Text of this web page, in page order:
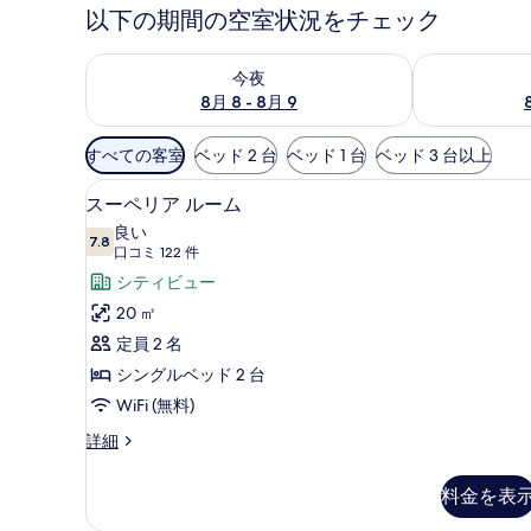
以下の期間の空室状況をチェック
今夜
8月 8 - 8月 9
今夜 8月 8 - 8月 9 の空室状況をチェック明日 8月 9 -
利
用
可
能
な
客
室
の
絞
り
込
み
すべての客室 ベッド 2 台 ベッド 1 台 ベッド 3 台以上
ス
ー
ペ
リ
ア
ル
ー
ム
の
4
スーペリア ルーム
7.810 点中 7.8
良い
口コミ 122 件
(口
コ
ミ
122
件)
シティビュー
20 ㎡
定員 2 名
シングルベッド 2 台
WiFi (無料)
詳細
ス
ア
料金を表